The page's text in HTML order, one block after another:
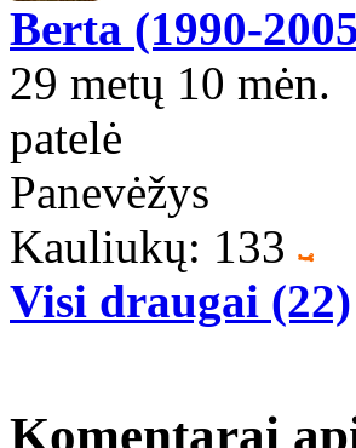
Berta (1990-
29 metų 10 mėn.
patelė
Panevėžys
Kauliukų: 133
Visi draugai (22)
Komentarai